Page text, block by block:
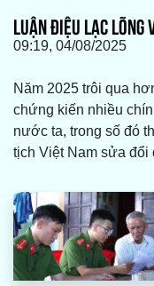
LUẬN ĐIỆU LẠC LÕNG
09:19, 04/08/2025
Năm 2025 trôi qua
chứng kiến nhiều
nước ta, trong số đó
tịch Việt Nam sửa